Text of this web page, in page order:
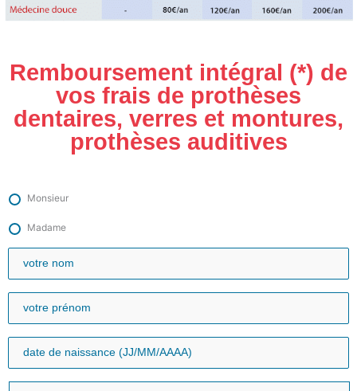
Remboursement intégral (*) de
vos frais de prothèses
dentaires, verres et montures,
prothèses auditives
Monsieur
Madame